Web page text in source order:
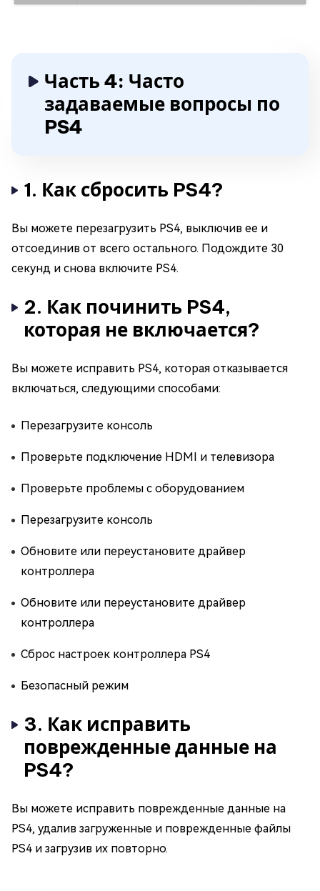
Часть 4: Часто
задаваемые вопросы по
PS4
1. Как сбросить PS4?
Вы можете перезагрузить PS4, выключив ее и
отсоединив от всего остального. Подождите 30
секунд и снова включите PS4.
2. Как починить PS4,
которая не включается?
Вы можете исправить PS4, которая отказывается
включаться, следующими способами:
Перезагрузите консоль
Проверьте подключение HDMI и телевизора
Проверьте проблемы с оборудованием
Перезагрузите консоль
Обновите или переустановите драйвер
контроллера
Обновите или переустановите драйвер
контроллера
Сброс настроек контроллера PS4
Безопасный режим
3. Как исправить
поврежденные данные на
PS4?
Вы можете исправить поврежденные данные на
PS4, удалив загруженные и поврежденные файлы
PS4 и загрузив их повторно.